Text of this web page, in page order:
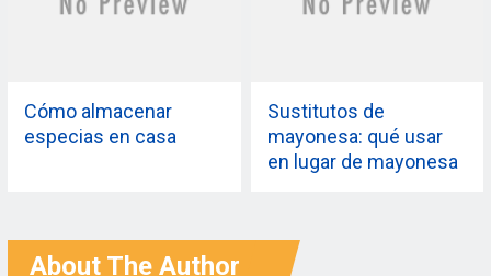
Cómo almacenar
especias en casa
Sustitutos de
mayonesa: qué usar
en lugar de mayonesa
About The Author